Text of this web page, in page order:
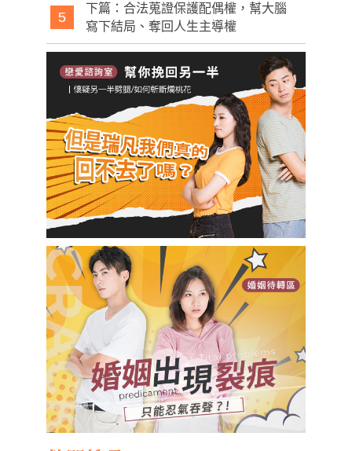
5
下篇：合法蒐證保護配偶權，幫大腦
寫下結局、奪回人生主導權